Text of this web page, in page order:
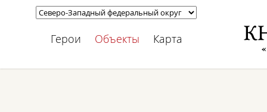
Герои Объекты Карта